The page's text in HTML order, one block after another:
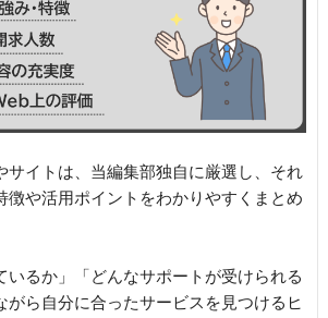
サイトは、当編集部独自に厳選し、それ
徴や活用ポイントをわかりやすくまとめ
いるか」「どんなサポートが受けられる
がら自分に合ったサービスを見つけるヒ